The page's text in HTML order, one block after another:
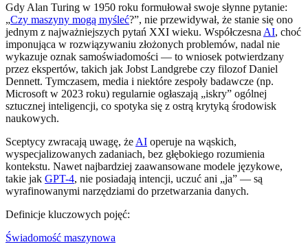
Gdy Alan Turing w 1950 roku formułował swoje słynne pytanie:
„Czy maszyny mogą myśleć?”, nie przewidywał, że stanie się ono
jednym z najważniejszych pytań XXI wieku. Współczesna AI, choć
imponująca w rozwiązywaniu złożonych problemów, nadal nie
wykazuje oznak samoświadomości — to wniosek potwierdzany
przez ekspertów, takich jak Jobst Landgrebe czy filozof Daniel
Dennett. Tymczasem, media i niektóre zespoły badawcze (np.
Microsoft w 2023 roku) regularnie ogłaszają „iskry” ogólnej
sztucznej inteligencji, co spotyka się z ostrą krytyką środowisk
naukowych.
Sceptycy zwracają uwagę, że AI operuje na wąskich,
wyspecjalizowanych zadaniach, bez głębokiego rozumienia
kontekstu. Nawet najbardziej zaawansowane modele językowe,
takie jak GPT-4, nie posiadają intencji, uczuć ani „ja” — są
wyrafinowanymi narzędziami do przetwarzania danych.
Definicje kluczowych pojęć:
Świadomość maszynowa